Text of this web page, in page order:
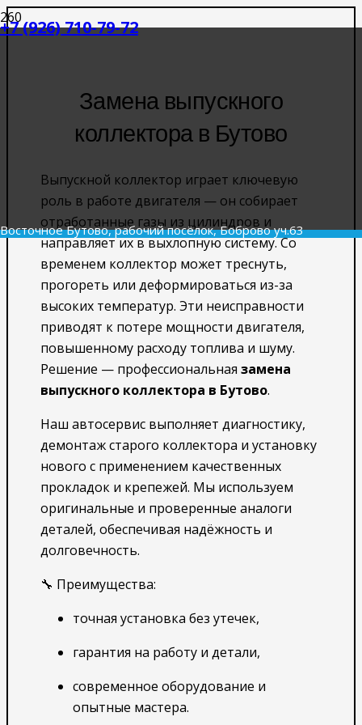
+7 (926) 710-79-72
Восточное Бутово, рабочий посёлок, Боброво уч.63
Замена выпускного
коллектора в Бутово
Выпускной коллектор играет ключевую
роль в работе двигателя — он собирает
отработанные газы из цилиндров и
направляет их в выхлопную систему. Со
временем коллектор может треснуть,
прогореть или деформироваться из-за
высоких температур. Эти неисправности
приводят к потере мощности двигателя,
повышенному расходу топлива и шуму.
Решение — профессиональная замена
выпускного коллектора в Бутово.
Наш автосервис выполняет диагностику,
демонтаж старого коллектора и установку
нового с применением качественных
прокладок и крепежей. Мы используем
оригинальные и проверенные аналоги
деталей, обеспечивая надёжность и
долговечность.
🔧 Преимущества:
точная установка без утечек,
гарантия на работу и детали,
современное оборудование и
опытные мастера.